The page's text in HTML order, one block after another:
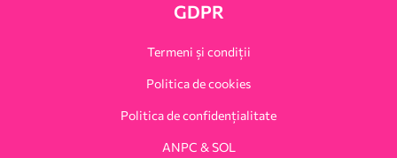
GDPR
Termeni și condiții
Politica de cookies
Politica de confidențialitate
ANPC & SOL